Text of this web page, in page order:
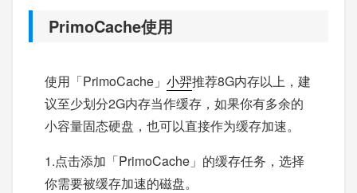
PrimoCache使用
使用「PrimoCache」 小羿推荐8G内存以上，建
议至少划分2G内存当作缓存，如果你有多余的
小容量固态硬盘，也可以直接作为缓存加速。
1.点击添加「PrimoCache」的缓存任务，选择
你需要被缓存加速的磁盘。